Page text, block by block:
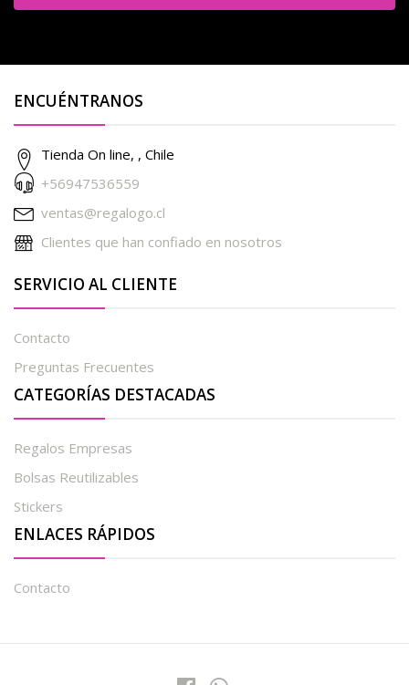
ENCUÉNTRANOS
Tienda On line, , Chile
+56947536559
ventas@regalogo.cl
Clientes que han confiado en nosotros
SERVICIO AL CLIENTE
Contacto
Preguntas Frecuentes
CATEGORÍAS DESTACADAS
Regalos Empresas
Bolsas Reutilizables
Stickers
ENLACES RÁPIDOS
Contacto